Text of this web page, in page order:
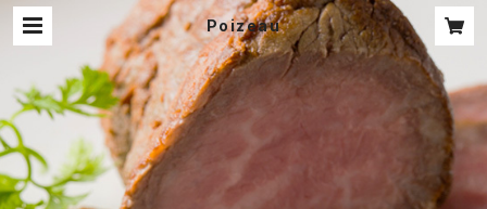
Poizeau